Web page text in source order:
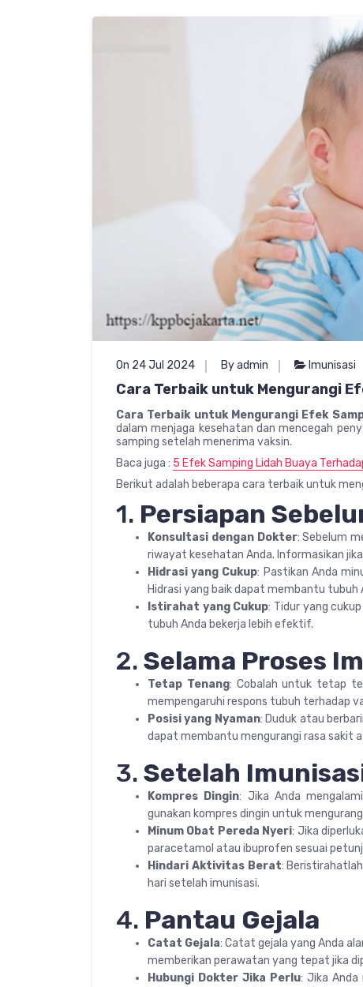
On 24 Jul 2024 By admin Imunisasi
Cara Terbaik untuk Mengurangi
Cara Terbaik untuk Mengurangi Efek
dalam menjaga kesehatan dan mencegah
samping setelah menerima vaksin.
Baca juga : 5 Efek Samping Lidah Buaya
Berikut adalah beberapa cara terbaik untuk
1. Persiapan
Konsultasi dengan Dokter: Sebelum
riwayat kesehatan Anda. Informasikan
Hidrasi yang Cukup: Pastikan Anda
Hidrasi yang baik dapat membantu tubuh
Istirahat yang Cukup: Tidur yang
tubuh Anda bekerja lebih efektif.
2. Selama Proses
Tetap Tenang: Cobalah untuk tetap
mempengaruhi respons tubuh terhadap
Posisi yang Nyaman: Duduk atau
dapat membantu mengurangi rasa sakit
3. Setelah
Kompres Dingin: Jika Anda
gunakan kompres dingin untuk
Minum Obat Pereda Nyeri: Jika
paracetamol atau ibuprofen sesuai
Hindari Aktivitas Berat:
hari setelah imunisasi.
4. Pantau Gejala
Catat Gejala: Catat gejala yang Anda
memberikan perawatan yang tepat jika
Hubungi Dokter Jika Perlu: Jika Anda